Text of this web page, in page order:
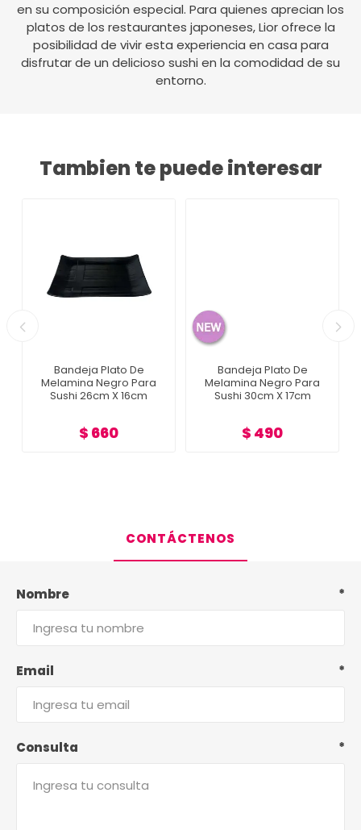
en su composición especial. Para quienes aprecian los
platos de los restaurantes japoneses, Lior ofrece la
posibilidad de vivir esta experiencia en casa para
disfrutar de un delicioso sushi en la comodidad de su
entorno.
Tambien te puede interesar
Bandeja Plato De
Melamina Negro Para
Sushi 26cm X 16cm
$ 660
Bandeja Plato De
Melamina Negro Para
Sushi 30cm X 17cm
$ 490
CONTÁCTENOS
Nombre *
Email *
Consulta *